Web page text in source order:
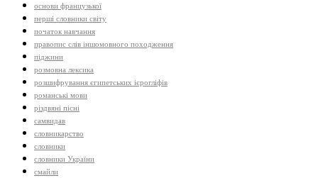
основи французької
перші словники світу
початок навчання
правопис слів іншомовного походження
піджини
розмовна лексика
розшифрування єгипетських ієрогліфів
романські мови
різдвяні пісні
самвидав
словникарство
словники
словники України
смайли